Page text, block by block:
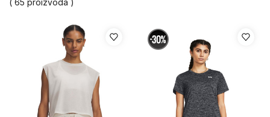
( 65 proizvoda )